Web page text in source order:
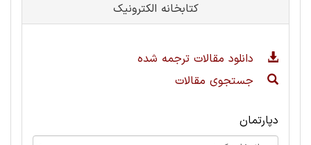
کتابخانه الکترونیک
دانلود مقالات ترجمه شده
جستجوی مقالات
دپارتمان